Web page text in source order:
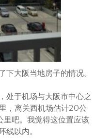
下大阪当地房子的情况。
处于机场与大阪市中心之
，离关西机场估计20公
吧。我觉得这位置应该
线以内。